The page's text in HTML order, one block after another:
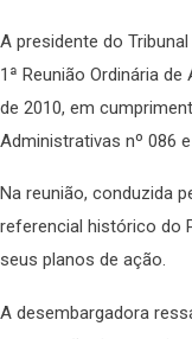
A presidente do
1ª Reunião Ordinária
de 2010, em
Administrativas nº 086
Na reunião, conduzida
referencial histórico do
seus planos de ação.
A desembargadora